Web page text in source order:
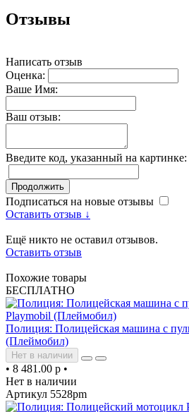
Отзывы
Написать отзыв
Оценка:
Ваше Имя:
Ваш отзыв:
Введите код, указанный на картинке:
Продолжить
Подписаться на новые отзывы
Оставить отзыв ↓
Ещё никто не оставил отзывов.
Оставить отзыв
Похожие товары
БЕСПЛАТНО
Полиция: Полицейская машина с
(Плеймобил)
Нет в наличии
• 8 481.00 р •
Нет в наличии
Артикул 5528pm